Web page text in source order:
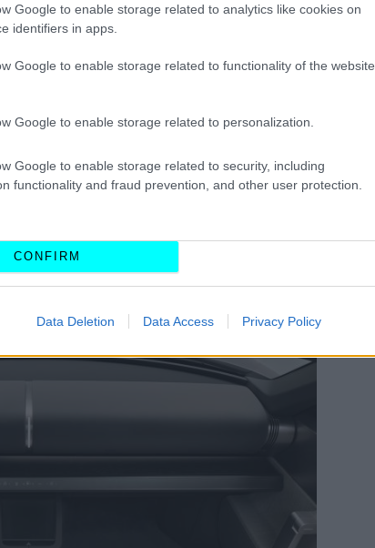
Google to enable storage related to analytics like cookies on
identifiers in apps.
Google to enable storage related to functionality of the website
Google to enable storage related to personalization.
Google to enable storage related to security, including
functionality and fraud prevention, and other user protection.
CONFIRM
Data Deletion Data Access Privacy Policy
ΑΠΟ 21.528 ΕΥΡΩ
ΕΛΕΓΧΟΣ ΓΙΑ ΤΟ ΑΥΤΟΚΙΝΗΤΟ
ME 8 ΧΡΟΝΙΑ ΕΓΓΥΗΣΗ
θα παραμείνει αποκλειστικά ηλεκτρικό,
όγκο παραγωγής. Σύμφωνα με τον ίδιο, η
δικαιολογεί το πρόσθετο κόστος
διαφορετικών εκδόσεων.